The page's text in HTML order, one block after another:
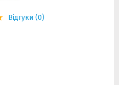
Відгуки (0)